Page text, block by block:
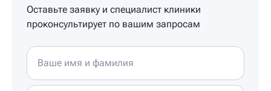
Оставьте заявку и специалист клиники
проконсультирует по вашим запросам